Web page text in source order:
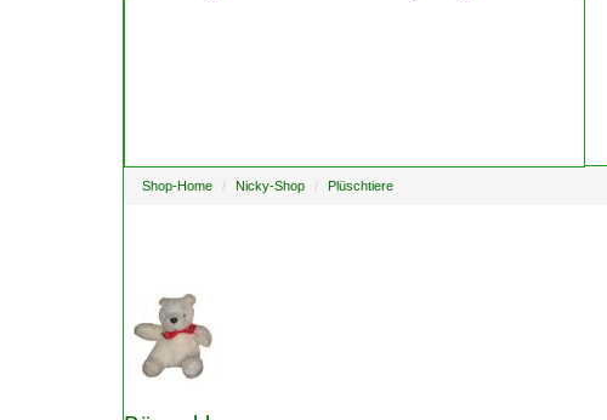
Shop-Home Nicky-Shop Plüschtiere